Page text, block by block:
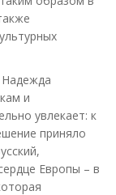
Надежда
и
увлекает: к
приняло
Европы – в